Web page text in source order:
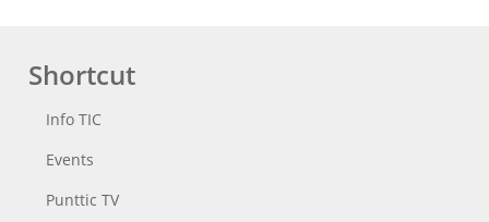
Shortcut
Info TIC
Events
Punttic TV